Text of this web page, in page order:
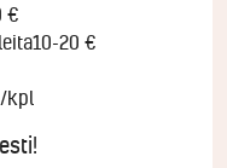
€
20 €
kpl